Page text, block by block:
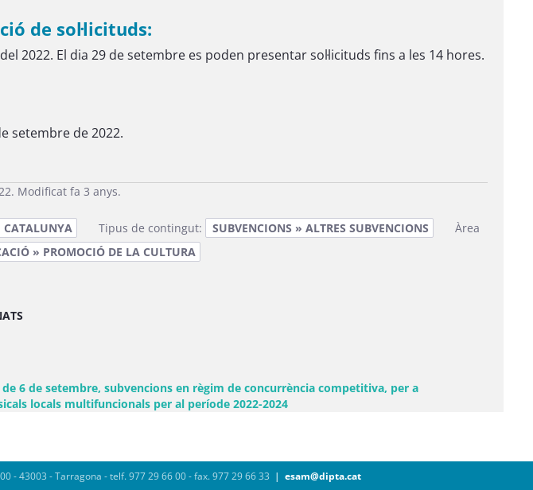
de sol·licituds:
2022. El dia 29 de setembre es poden presentar sol·licituds fins a les 14 hores.
setembre de 2022.
Modificat fa 3 anys.
CATALUNYA Tipus de contingut: SUBVENCIONS » ALTRES SUBVENCIONS
Àrea
» PROMOCIÓ DE LA CULTURA
de 6 de setembre, subvencions en règim de concurrència competitiva, per a
locals multifuncionals per al període 2022-2024(Obre una finestra nova)
- 43003 - Tarragona - telf. 977 29 66 00 - fax. 977 29 66 33 |esam@dipta.cat